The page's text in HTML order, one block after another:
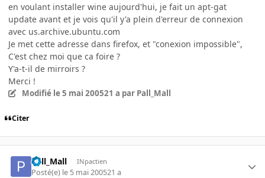
en voulant installer wine aujourd'hui, je fait un apt-gat
update avant et je vois qu'il y'a plein d'erreur de connexion
avec us.archive.ubuntu.com
Je met cette adresse dans firefox, et "conexion impossible",
C'est chez moi que ca foire ?
Y'a-t-il de mirroirs ?
Merci !
Modifié le 5 mai 200521 a par Pall_Mall
Citer
Pall_Mall INpactien
Posté(e) le 5 mai 200521 a